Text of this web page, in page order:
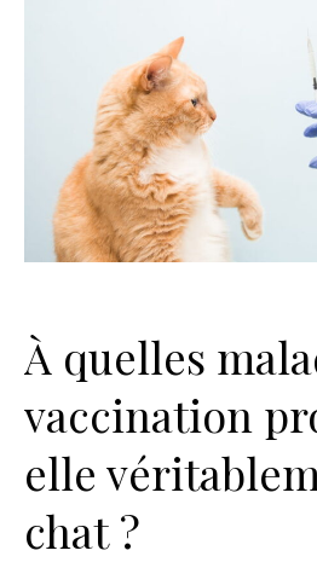
À quelles
vaccination
elle
chat ?